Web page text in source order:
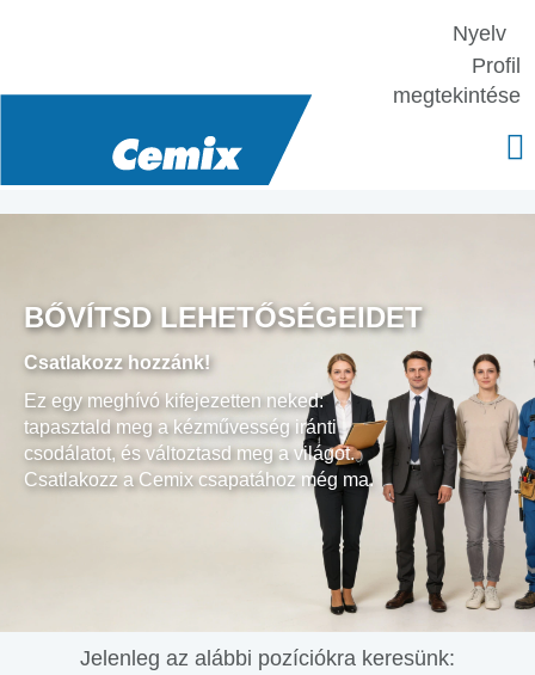
Nyelv
Profil
megtekintése
BŐVÍTSD LEHETŐSÉGEIDET
Csatlakozz hozzánk!
Ez egy meghívó kifejezetten neked:
tapasztald meg a kézművesség iránti
csodálatot, és változtasd meg a világot.
Csatlakozz a Cemix csapatához még ma.
Jelenleg az alábbi pozíciókra keresünk: